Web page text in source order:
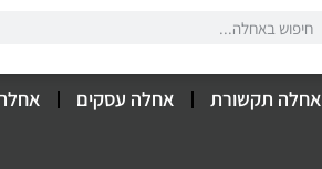
אחלה תקשורת אחלה עסקים